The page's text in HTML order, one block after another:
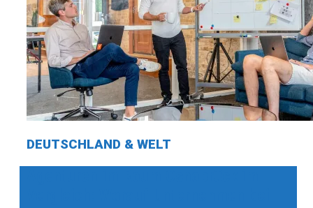
DEUTSCHLAND & WELT